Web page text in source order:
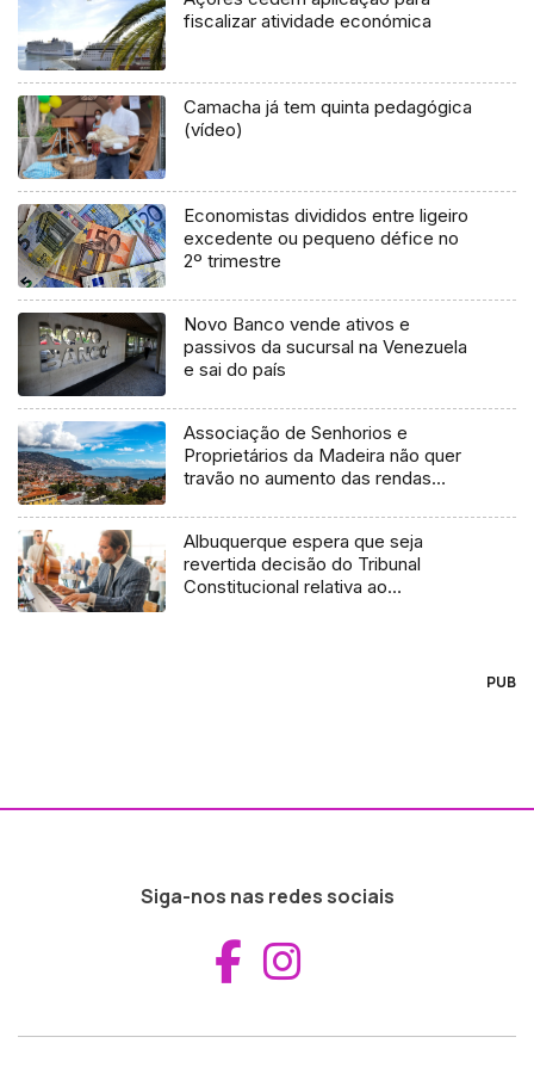
fiscalizar atividade económica
Camacha já tem quinta pedagógica
(vídeo)
Economistas divididos entre ligeiro
excedente ou pequeno défice no
2º trimestre
Novo Banco vende ativos e
passivos da sucursal na Venezuela
e sai do país
Associação de Senhorios e
Proprietários da Madeira não quer
travão no aumento das rendas
Albuquerque espera que seja
revertida decisão do Tribunal
Constitucional relativa ao
PUB
Siga-nos nas redes sociais
Aceder ao